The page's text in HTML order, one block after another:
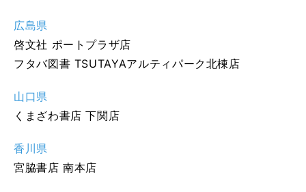
広島県
啓文社 ポートプラザ店
フタバ図書 TSUTAYAアルティパーク北棟店
山口県
くまざわ書店 下関店
香川県
宮脇書店 南本店